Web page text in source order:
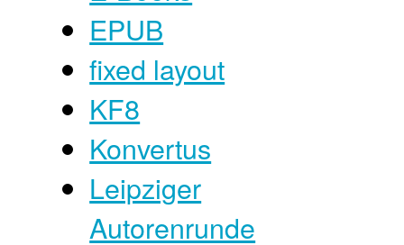
EPUB
fixed layout
KF8
Konvertus
Leipziger
Autorenrunde